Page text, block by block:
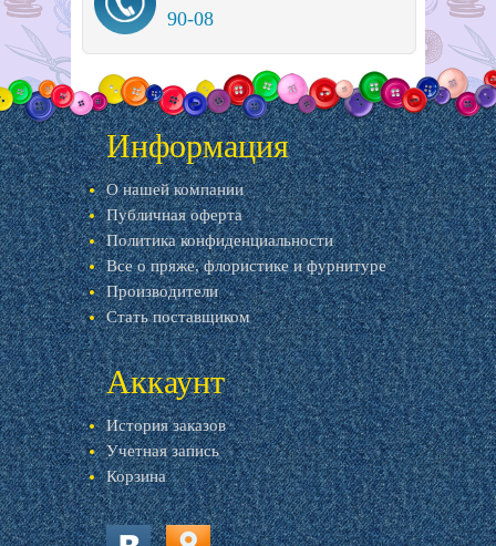
90-08
Информация
О нашей компании
Публичная оферта
Политика конфиденциальности
Все о пряже, флористике и фурнитуре
Производители
Стать поставщиком
Аккаунт
История заказов
Учетная запись
Корзина